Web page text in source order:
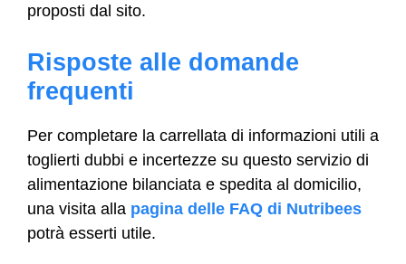
proposti dal sito.
Risposte alle domande
frequenti
Per completare la carrellata di informazioni utili a
toglierti dubbi e incertezze su questo servizio di
alimentazione bilanciata e spedita al domicilio,
una visita alla pagina delle FAQ di Nutribees
potrà esserti utile.